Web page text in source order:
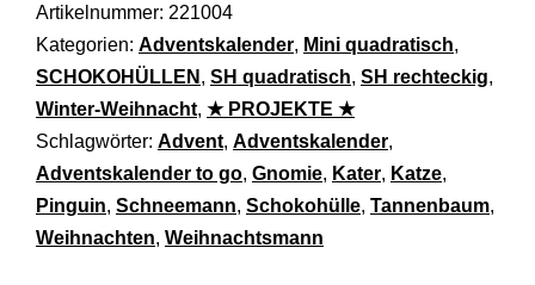
Artikelnummer: 221004
Kategorien: Adventskalender, Mini quadratisch,
SCHOKOHÜLLEN , SH quadratisch, SH rechteckig,
Winter-Weihnacht, ★ PROJEKTE ★
Schlagwörter: Advent, Adventskalender,
Adventskalender to go, Gnomie, Kater, Katze,
Pinguin, Schneemann, Schokohülle, Tannenbaum,
Weihnachten, Weihnachtsmann